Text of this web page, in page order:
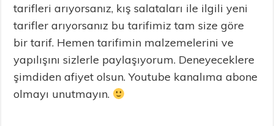
tarifleri arıyorsanız, kış salataları ile ilgili yeni
tarifler arıyorsanız bu tarifimiz tam size göre
bir tarif. Hemen tarifimin malzemelerini ve
yapılışını sizlerle paylaşıyorum. Deneyeceklere
şimdiden afiyet olsun. Youtube kanalıma abone
olmayı unutmayın.